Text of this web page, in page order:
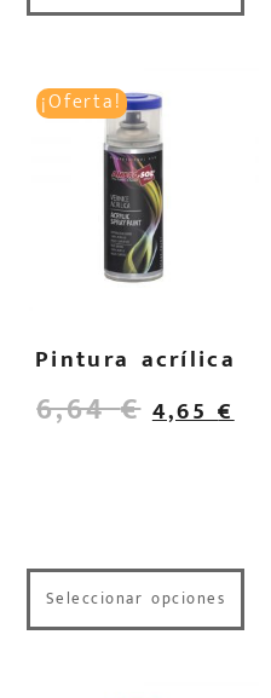
¡Oferta!
Pintura acrílica
6,64€ 4,65€
Seleccionar opciones